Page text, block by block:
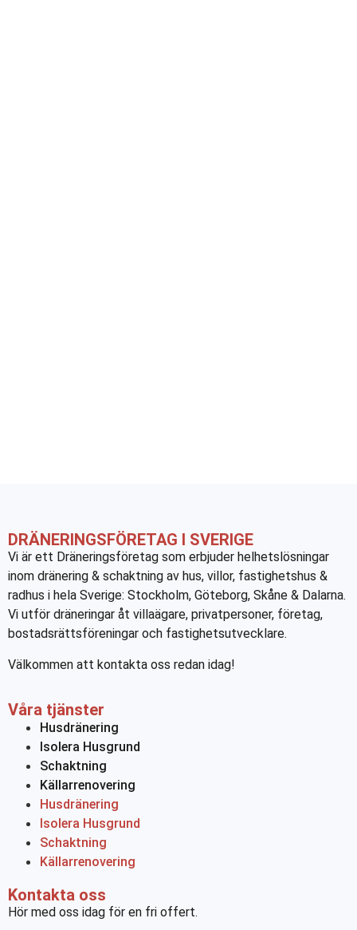
DRÄNERINGSFÖRETAG I SVERIGE
Vi är ett Dräneringsföretag som erbjuder helhetslösningar
inom dränering & schaktning av hus, villor, fastighetshus &
radhus i hela Sverige: Stockholm, Göteborg, Skåne & Dalarna.
Vi utför dräneringar åt villaägare, privatpersoner, företag,
bostadsrättsföreningar och fastighetsutvecklare.
Välkommen att kontakta oss redan idag!
Våra tjänster
Husdränering
Isolera Husgrund
Schaktning
Källarrenovering
Husdränering
Isolera Husgrund
Schaktning
Källarrenovering
Kontakta oss
Hör med oss idag för en fri offert.